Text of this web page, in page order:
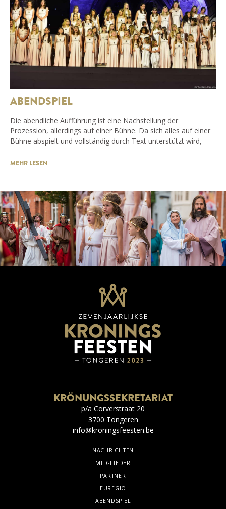
ABENDSPIEL
Die abendliche Aufführung ist eine Nachstellung der
Prozession, allerdings auf einer Bühne. Da sich alles auf einer
Bühne abspielt und vollständig durch Text unterstützt wird,
MEHR LESEN
KRÖNUNGSSEKRETARIAT
p/a Corverstraat 20
3700 Tongeren
info@kroningsfeesten.be
NACHRICHTEN
MITGLIEDER
PARTNER
EUREGIO
ABENDSPIEL